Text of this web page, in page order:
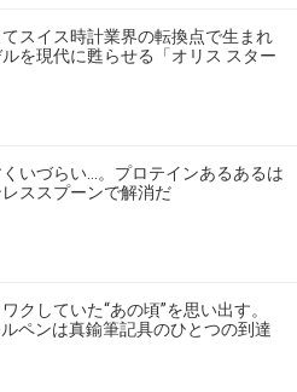
スイス時計業界の転換点で生まれ
を現代に甦らせる「オリス スター
いづらい…。プロテインあるあるは
ススプーンで解消だ
クしていた“あの頃”を思い出す。
ペンは真鍮筆記具のひとつの到達